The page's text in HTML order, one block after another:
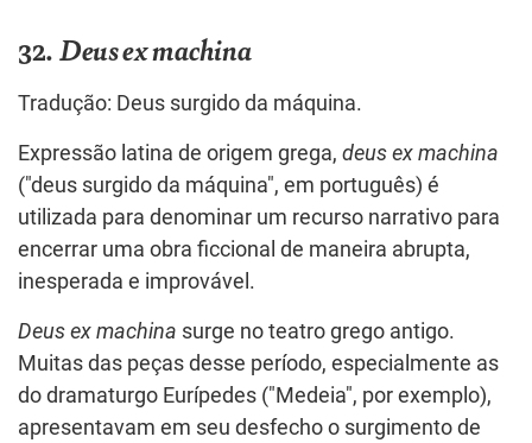
32.Deus ex machina
Tradução: Deus surgido da máquina.
Expressão latina de origem grega, deus ex machina
("deus surgido da máquina", em português) é
utilizada para denominar um recurso narrativo para
encerrar uma obra ficcional de maneira abrupta,
inesperada e improvável.
Deus ex machina surge no teatro grego antigo.
Muitas das peças desse período, especialmente as
do dramaturgo Eurípedes ("Medeia", por exemplo),
apresentavam em seu desfecho o surgimento de